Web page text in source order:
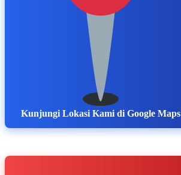
Kunjungi Lokasi Kami di Google Maps